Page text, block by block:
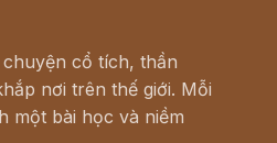
cổ tích, thần
nơi trên thế giới. Mỗi
một bài học và niềm